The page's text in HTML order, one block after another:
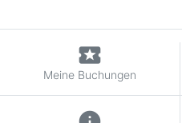
local_activity
Meine Buchungen